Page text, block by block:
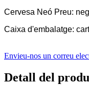
Cervesa Neó Preu:
Caixa d'embalatge:
Envieu-nos un correu
Detall del